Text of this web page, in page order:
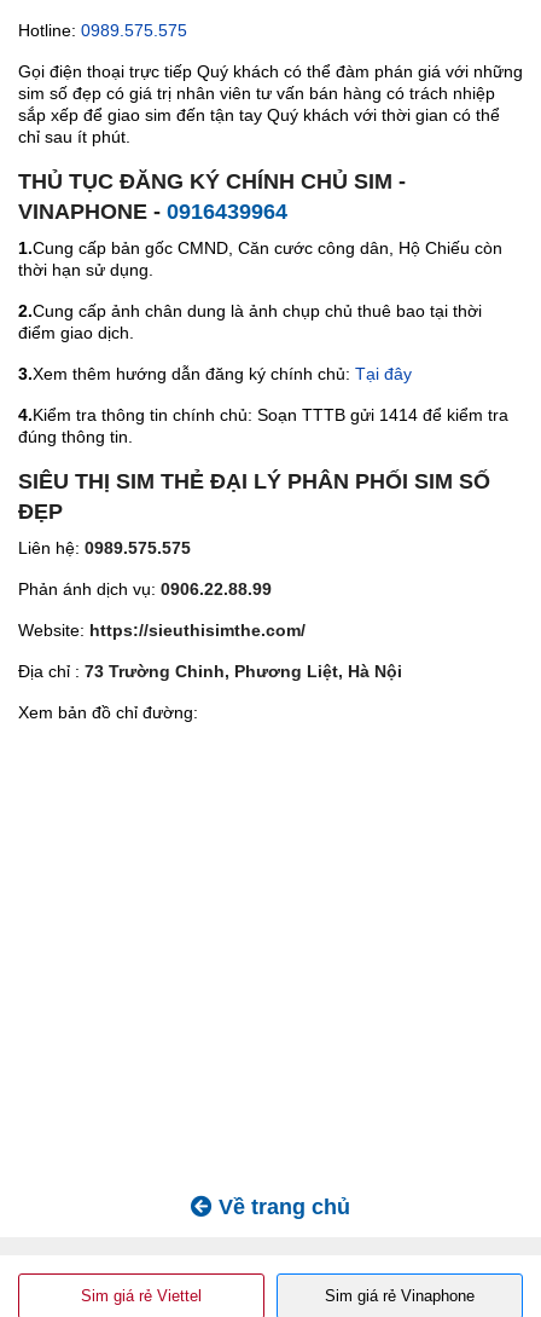
Hotline: 0989.575.575
Gọi điện thoại trực tiếp Quý khách có thể đàm phán giá với những
sim số đẹp có giá trị nhân viên tư vấn bán hàng có trách nhiệp
sắp xếp để giao sim đến tận tay Quý khách với thời gian có thể
chỉ sau ít phút.
THỦ TỤC ĐĂNG KÝ CHÍNH CHỦ SIM -
VINAPHONE - 0916439964
1.Cung cấp bản gốc CMND, Căn cước công dân, Hộ Chiếu còn
thời hạn sử dụng.
2.Cung cấp ảnh chân dung là ảnh chụp chủ thuê bao tại thời
điểm giao dịch.
3.Xem thêm hướng dẫn đăng ký chính chủ: Tại đây
4.Kiểm tra thông tin chính chủ: Soạn TTTB gửi 1414 để kiểm tra
đúng thông tin.
SIÊU THỊ SIM THẺ ĐẠI LÝ PHÂN PHỐI SIM SỐ
ĐẸP
Liên hệ: 0989.575.575
Phản ánh dịch vụ: 0906.22.88.99
Website: https://sieuthisimthe.com/
Địa chỉ : 73 Trường Chinh, Phương Liệt, Hà Nội
Xem bản đồ chỉ đường:
Về trang chủ
Sim giá rẻ Viettel Sim giá rẻ Vinaphone